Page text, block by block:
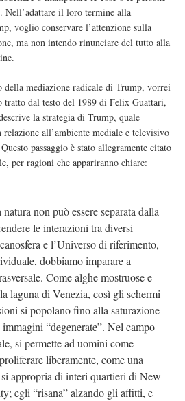
. Nell’adattare il loro termine alla
voglio conservare l’attenzione sulla
ma non intendo rinunciare del tutto alla
mediazione radicale di Trump, vorrei
tratto dal testo del 1989 di Felix Guattari,
la strategia di Trump, quale
all’ambiente mediale e televisivo
passaggio è stato allegramente citato
per ragioni che appariranno chiare:
non può essere separata dalla
le interazioni tra diversi
e l’Universo di riferimento,
dobbiamo imparare a
Come alghe mostruose e
laguna di Venezia, così gli schermi
si popolano fino alla saturazione
“degenerate”. Nel campo
si permette ad uomini come
liberamente, come una
appropria di interi quartieri di New
egli “risana” alzando gli affitti, e